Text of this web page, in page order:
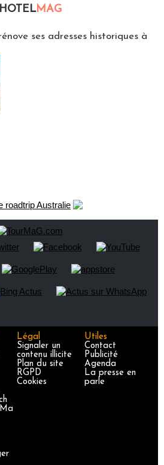
HOTELMAG
ses adresses historiques à
Légal
Signaler un
contenu illicite
Plan du site
RGPD
Cookies
Utiles
Contact
Publicité
Agenda
La presse en
parle